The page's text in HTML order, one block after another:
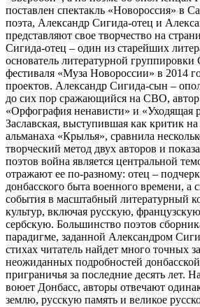
поставлен спектакль «Новороссия» в
поэта, Александр Сигида-отец и
представляют свое творчество на
Сигида-отец – один из старейших
основатель литературной
фестиваля «Муза Новороссии» в 2014
проектов. Александр Сигида-сын –
до сих пор сражающийся на СВО, автор
«Орфография ненависти» и «Уходящая
Заславская, выступившая как критик
альманаха «Крылья», сравнила
творческий метод двух авторов и
поэтов война является центральной
отражают ее по-разному: отец –
донбасского быта военного времени, а
события в масштабный литературный
культур, включая русскую,
сербскую. Большинство поэтов
парадигме, заданной Александром
стихах читатель найдет много точных
неожиданных подробностей
приграничья за последние десять лет.
воюет Донбасс, авторы отвечают
землю, русскую память и великое